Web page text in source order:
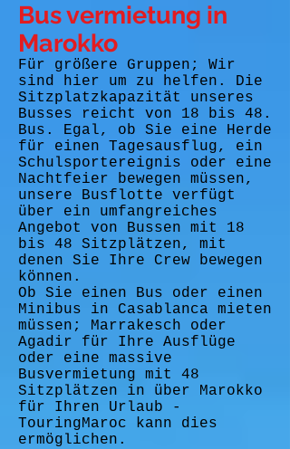
Bus vermietung in
Marokko
Für größere Gruppen; Wir
sind hier um zu helfen. Die
Sitzplatzkapazität unseres
Busses reicht von 18 bis 48.
Bus. Egal, ob Sie eine Herde
für einen Tagesausflug, ein
Schulsportereignis oder eine
Nachtfeier bewegen müssen,
unsere Busflotte verfügt
über ein umfangreiches
Angebot von Bussen mit 18
bis 48 Sitzplätzen, mit
denen Sie Ihre Crew bewegen
können.
Ob Sie einen Bus oder einen
Minibus in Casablanca mieten
müssen; Marrakesch oder
Agadir für Ihre Ausflüge
oder eine massive
Busvermietung mit 48
Sitzplätzen in über Marokko
für Ihren Urlaub -
TouringMaroc kann dies
ermöglichen.